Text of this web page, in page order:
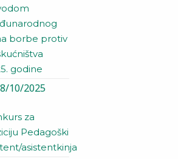
borbe protiv
godine
10/2025
za
Pedagoški
asistentkinja